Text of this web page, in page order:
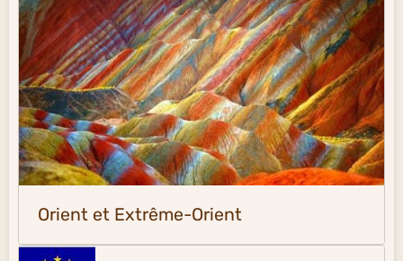
Orient et Extrême-Orient